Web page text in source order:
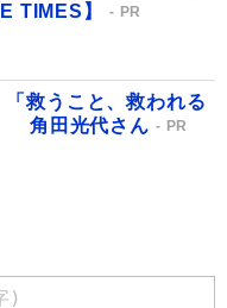
TIMES】
PR
「救うこと、救われる
角田光代さん
PR